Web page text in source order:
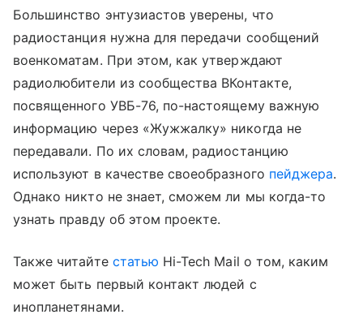
Большинство энтузиастов уверены, что
радиостанция нужна для передачи сообщений
военкоматам. При этом, как утверждают
радиолюбители из сообщества ВКонтакте,
посвященного УВБ-76, по-настоящему важную
информацию через «Жужжалку» никогда не
передавали. По их словам, радиостанцию
используют в качестве своеобразного пейджера.
Однако никто не знает, сможем ли мы когда-то
узнать правду об этом проекте.
Также читайте статью Hi-Tech Mail о том, каким
может быть первый контакт людей с
инопланетянами.